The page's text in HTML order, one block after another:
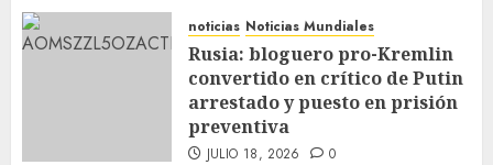
noticias Noticias Mundiales
Rusia: bloguero pro-Kremlin
convertido en crítico de Putin
arrestado y puesto en prisión
preventiva
JULIO 18, 2026 0